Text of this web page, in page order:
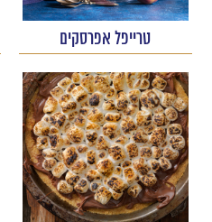
טרייפל אפרסקים